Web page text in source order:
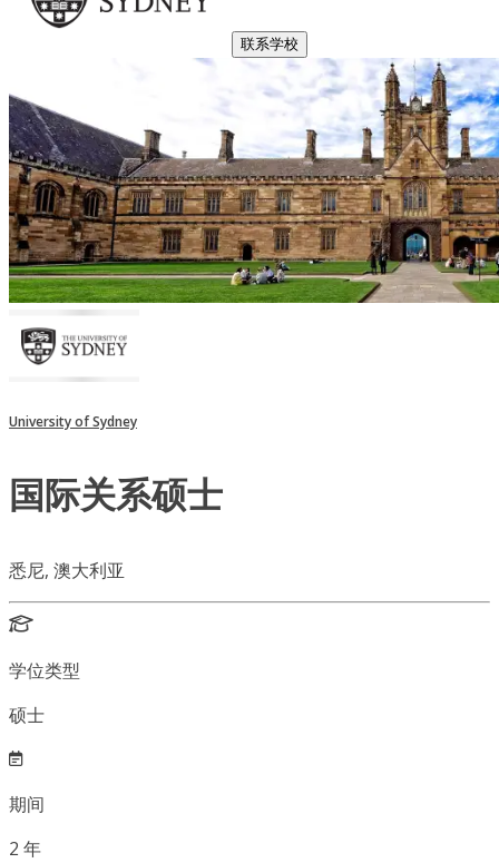
联系学校
University of Sydney
国际关系硕士
悉尼, 澳大利亚
学位类型
硕士
期间
2 年